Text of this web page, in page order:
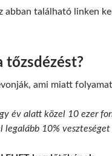
abban található linken
tőzsdézést?
ami miatt
év alatt közel 10 ezer
legalább 10%